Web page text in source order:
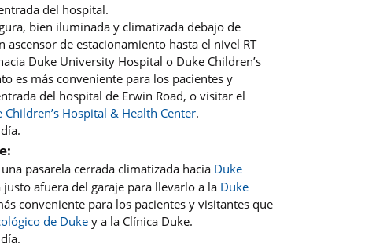
del hospital.
bien iluminada y climatizada debajo de
ascensor de estacionamiento hasta el nivel RT
Duke University Hospital o Duke Children’s
es más conveniente para los pacientes y
del hospital de Erwin Road, o visitar el
Children’s Hospital & Health Center.
pasarela cerrada climatizada hacia Duke
afuera del garaje para llevarlo a la Duke
conveniente para los pacientes y visitantes que
de Duke y a la Clínica Duke.